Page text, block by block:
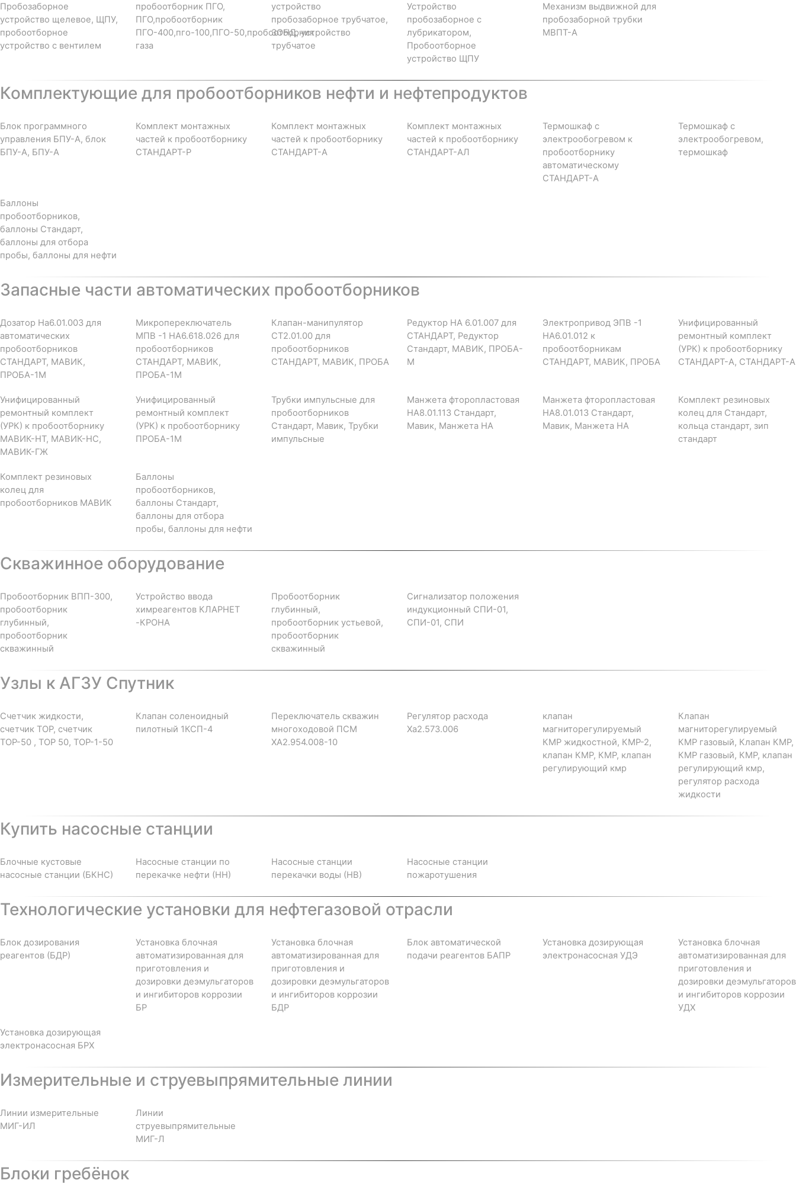
Пробозаборное
устройство щелевое, ЩПУ,
пробоотборное
устройство с вентилем
пробоотборник ПГО,
ПГО,пробоотборник
ПГО-400,пго-100,ПГО-50,пробоотборник
газа
устройство
пробозаборное трубчатое,
ЗОНД, устройство
трубчатое
Устройство
пробозаборное с
лубрикатором,
Пробоотборное
устройство ЩПУ
Механизм выдвижной для
пробозаборной трубки
МВПТ-А
Комплектующие для пробоотборников нефти и нефтепродуктов
Блок программного
управления БПУ-А, блок
БПУ-А, БПУ-А
Комплект монтажных
частей к пробоотборнику
СТАНДАРТ-Р
Комплект монтажных
частей к пробоотборнику
СТАНДАРТ-А
Комплект монтажных
частей к пробоотборнику
СТАНДАРТ-АЛ
Термошкаф с
электрообогревом к
пробоотборнику
автоматическому
СТАНДАРТ-А
Термошкаф с
электрообогревом,
термошкаф
Баллоны
пробоотборников,
баллоны Стандарт,
баллоны для отбора
пробы, баллоны для нефти
Запасные части автоматических пробоотборников
Дозатор На6.01.003 для
автоматических
пробоотборников
СТАНДАРТ, МАВИК,
ПРОБА-1М
Микропереключатель
МПВ -1 НА6.618.026 для
пробоотборников
СТАНДАРТ, МАВИК,
ПРОБА-1М
Клапан-манипулятор
СТ2.01.00 для
пробоотборников
СТАНДАРТ, МАВИК, ПРОБА
Редуктор НА 6.01.007 для
СТАНДАРТ, Редуктор
Стандарт, МАВИК, ПРОБА-
М
Электропривод ЭПВ -1
НА6.01.012 к
пробоотборникам
СТАНДАРТ, МАВИК, ПРОБА
Унифицированный
ремонтный комплект
(УРК) к пробоотборнику
СТАНДАРТ-А, СТАНДАРТ-А
Унифицированный
ремонтный комплект
(УРК) к пробоотборнику
МАВИК-НТ, МАВИК-НС,
МАВИК-ГЖ
Унифицированный
ремонтный комплект
(УРК) к пробоотборнику
ПРОБА-1М
Трубки импульсные для
пробоотборников
Стандарт, Мавик, Трубки
импульсные
Манжета фторопластовая
НА8.01.113 Стандарт,
Мавик, Манжета НА
Манжета фторопластовая
НА8.01.013 Стандарт,
Мавик, Манжета НА
Комплект резиновых
колец для Стандарт,
кольца стандарт, зип
стандарт
Комплект резиновых
колец для
пробоотборников МАВИК
Баллоны
пробоотборников,
баллоны Стандарт,
баллоны для отбора
пробы, баллоны для нефти
Скважинное оборудование
Пробоотборник ВПП-300,
пробоотборник
глубинный,
пробоотборник
скважинный
Устройство ввода
химреагентов КЛАРНЕТ
-КРОНА
Пробоотборник
глубинный,
пробоотборник устьевой,
пробоотборник
скважинный
Сигнализатор положения
индукционный СПИ-01,
СПИ-01, СПИ
Узлы к АГЗУ Спутник
Счетчик жидкости,
счетчик ТОР, счетчик
ТОР-50 , ТОР 50, ТОР-1-50
Клапан соленоидный
пилотный 1КСП-4
Переключатель скважин
многоходовой ПСМ
ХА2.954.008-10
Регулятор расхода
Ха2.573.006
клапан
магниторегулируемый
КМР жидкостной, КМР-2,
клапан КМР, КМР, клапан
регулирующий кмр
Клапан
магниторегулируемый
КМР газовый, Клапан КМР,
КМР газовый, КМР, клапан
регулирующий кмр,
регулятор расхода
жидкости
Купить насосные станции
Блочные кустовые
насосные станции (БКНС)
Насосные станции по
перекачке нефти (НН)
Насосные станции
перекачки воды (НВ)
Насосные станции
пожаротушения
Технологические установки для нефтегазовой отрасли
Блок дозирования
реагентов (БДР)
Установка блочная
автоматизированная для
приготовления и
дозировки деэмульгаторов
и ингибиторов коррозии
БР
Установка блочная
автоматизированная для
приготовления и
дозировки деэмульгаторов
и ингибиторов коррозии
БДР
Блок автоматической
подачи реагентов БАПР
Установка дозирующая
электронасосная УДЭ
Установка блочная
автоматизированная для
приготовления и
дозировки деэмульгаторов
и ингибиторов коррозии
УДХ
Установка дозирующая
электронасосная БРХ
Измерительные и струевыпрямительные линии
Линии измерительные
МИГ-ИЛ
Линии
струевыпрямительные
МИГ-Л
Блоки гребёнок